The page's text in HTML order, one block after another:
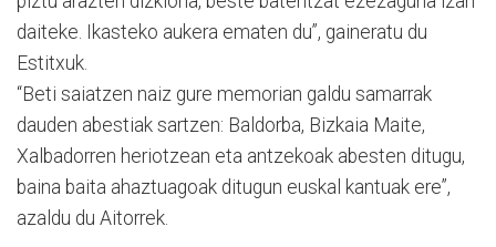
daiteke. Ikasteko aukera ematen du”, gaineratu du
Estitxuk.
“Beti saiatzen naiz gure memorian galdu samarrak
dauden abestiak sartzen: Baldorba, Bizkaia Maite,
Xalbadorren heriotzean eta antzekoak abesten ditugu,
baina baita ahaztuagoak ditugun euskal kantuak ere”,
azaldu du Aitorrek.